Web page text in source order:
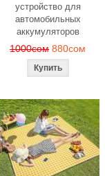
устройство для
автомобильных
аккумуляторов
1000сом 880сом